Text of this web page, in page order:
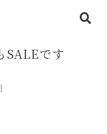
SALEです